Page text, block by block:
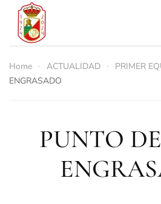
Skip to main content
Home ACTUALIDAD PRIMER
ENGRASADO
PUNTO